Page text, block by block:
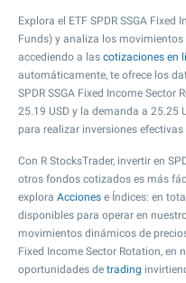
Explora el ETF SPDR SSGA
Funds) y analiza los
accediendo a las cotizaciones en
automáticamente, te ofrece los
SPDR SSGA Fixed Income
25.19 USD y la demanda a 25.25
para realizar inversiones efectivas
Con R StocksTrader, invertir en
otros fondos cotizados es más
explora Acciones e Índices: en
disponibles para operar en
movimientos dinámicos de
Fixed Income Sector Rotation, en
oportunidades de trading